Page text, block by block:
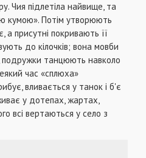
Чия підлетіла найвище, та
кумою». Потім утворюють
а присутні покривають її
до кілочків; вона мовби
подружки танцюють навколо
час «сплюха»
вливається у танок і б'є
у дотепах, жартах,
всі вертаються у село з